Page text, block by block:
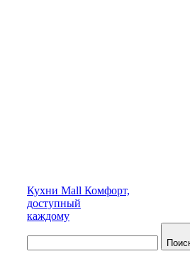
Кухни Mall Комфорт,
доступный
каждому